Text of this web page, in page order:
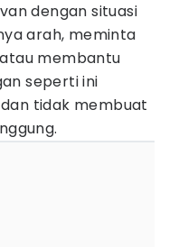
dengan situasi
arah, meminta
membantu
seperti ini
tidak membuat